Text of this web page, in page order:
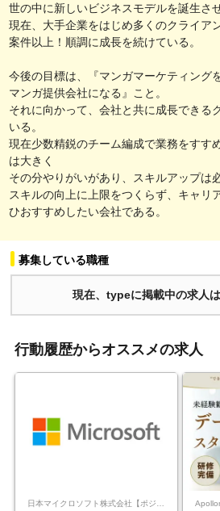
世の中に新しいビジネスモデルを誕生させ
現在、大手企業をはじめ多くのクライア
案件以上！順調に成長を続けている。
今後の目標は、『マンガマーケティング
マンガ提供会社になる』こと。
それに向かって、会社と共に成長できる
いる。
現在少数精鋭のチーム編成で業務をすす
は大きく
その分やりがいがあり、スキルアップは必
スキルの向上に上限をつくらず、キャリ
ひおすすめしたい会社である。
募集している職種
現在、typeに掲載中の求人は
行動履歴からオススメの求人